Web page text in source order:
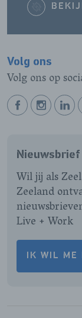
Volg ons
Volg ons op
BEKIJK
PAGINA
BEKIJK
PAGINA
Wil jij als
Zeeland
Live + Work
IK WIL ME